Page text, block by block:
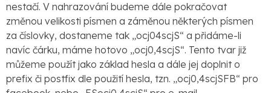
nestačí. V nahrazování budeme dále pokračovat
změnou velikosti písmen a záměnou některých písmen
za číslovky, dostaneme tak „ocj04scjS“ a přidáme-li
navíc čárku, máme hotovo „ocj0,4scjS“. Tento tvar již
můžeme použít jako základ hesla a dále jej doplnit o
prefix či postfix dle použití hesla, tzn. „ocj0,4scjSFB“ pro